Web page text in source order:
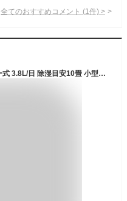
全てのおすすめコメント (1 件) >
除湿機 衣類乾燥除湿機 コンプレッサー式 3.8L/日 除湿目安10畳 小型 コンパクト 節電 省エネ 部屋干し タイマー YDC-J03(W) 除湿器 除湿乾燥機 衣類乾燥 部屋干し 湿気対策 おしゃれ 室内干し カビ 結露 対策 1.7Lタンク 山善 YAMAZEN 【送料無料】